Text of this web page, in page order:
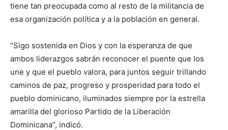
tiene tan preocupada como al resto de la militancia de
esa organización política y a la población en general.
“Sigo sostenida en Dios y con la esperanza de que
ambos liderazgos sabrán reconocer el puente que los
une y que el pueblo valora, para juntos seguir trillando
caminos de paz, progreso y prosperidad para todo el
pueblo dominicano, iluminados siempre por la estrella
amarilla del glorioso Partido de la Liberación
Dominicana”, indicó.